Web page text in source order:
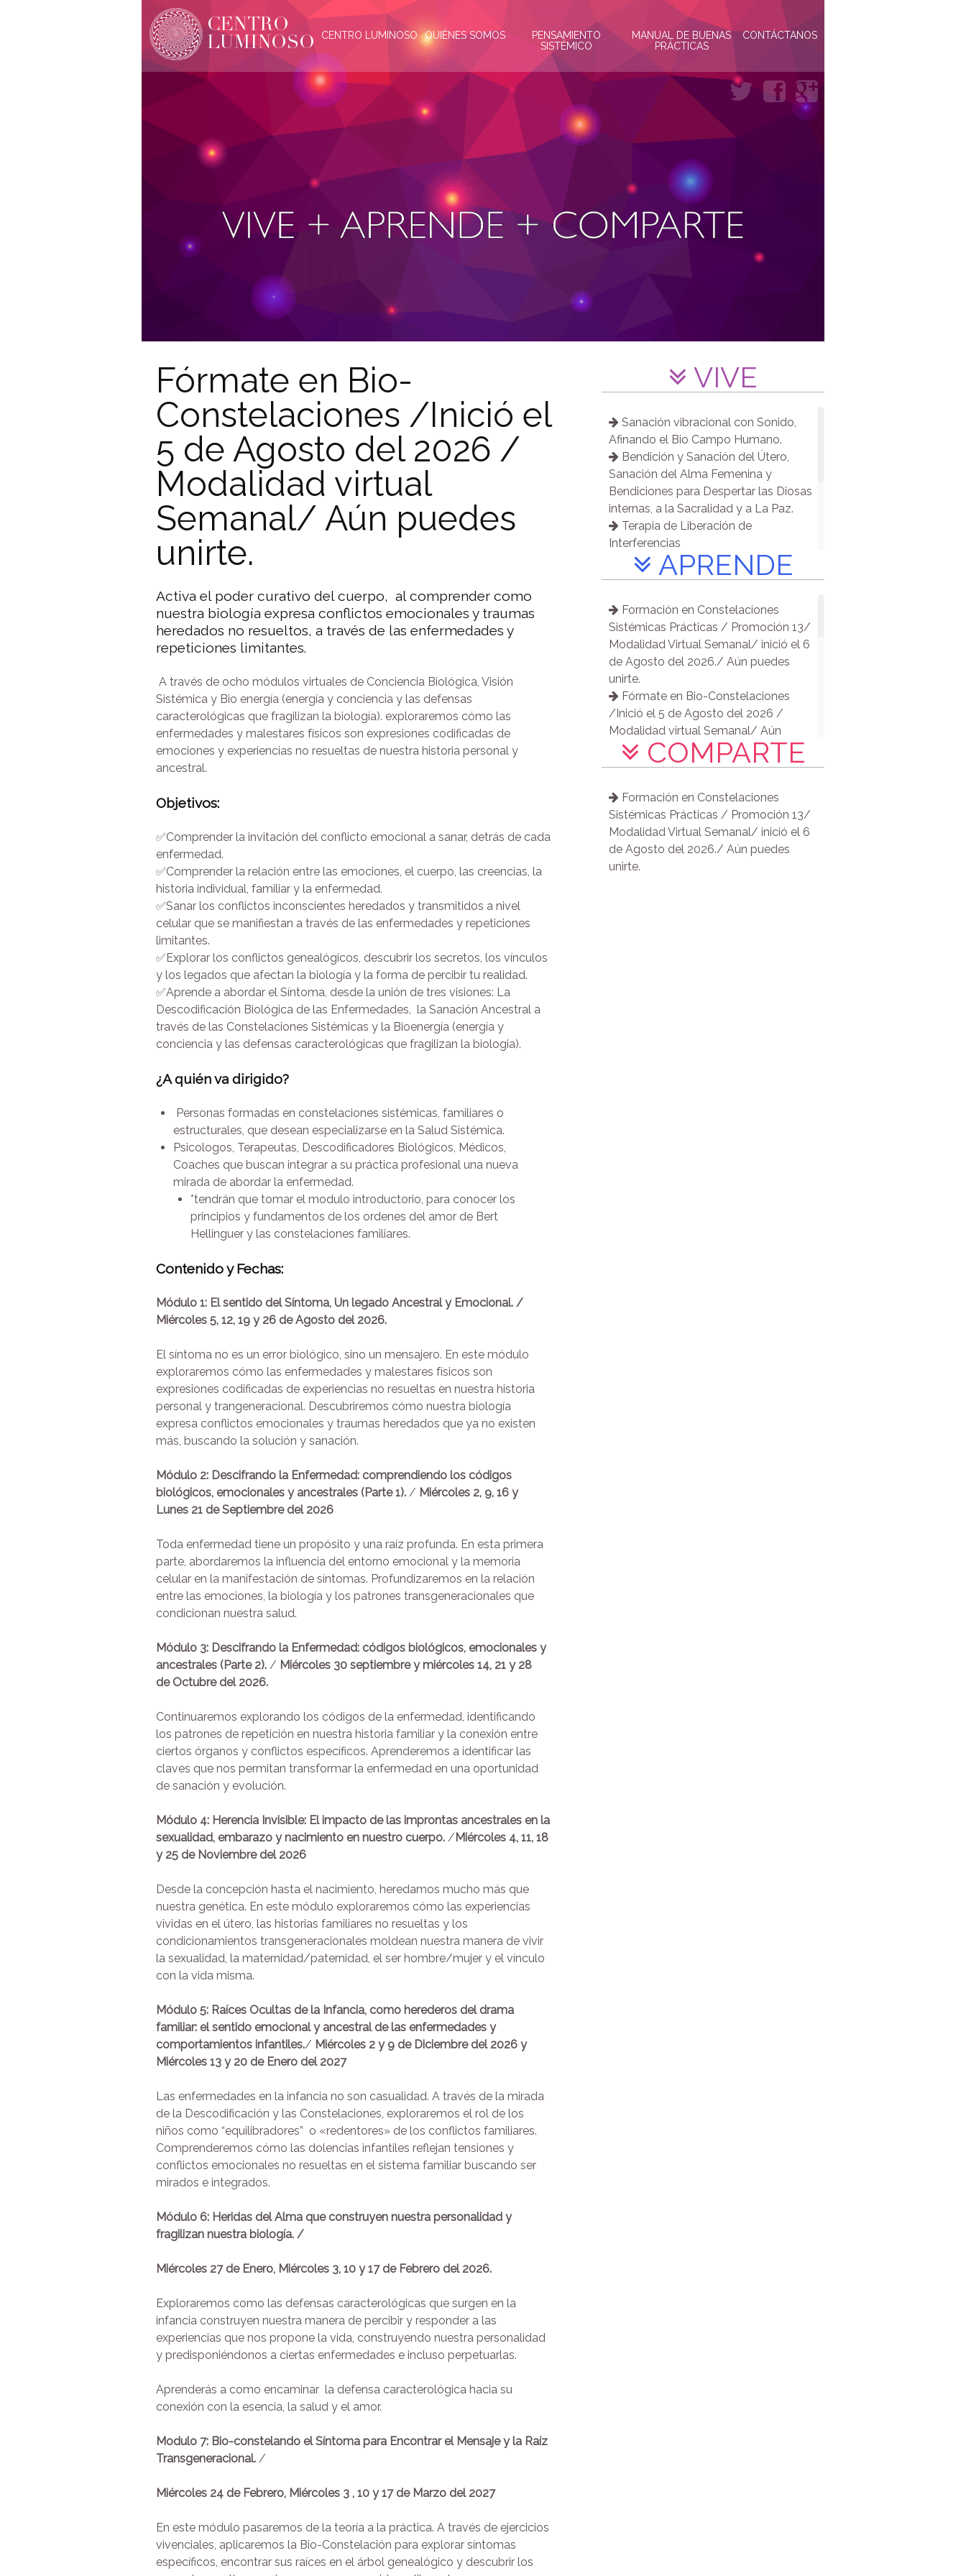
CENTRO LUMINOSO QUIÉNES SOMOS
PENSAMIENTO
SISTÉMICO
MANUAL DE BUENAS
PRÁCTICAS
CONTÁCTANOS
Fórmate en Bio-
Constelaciones /Inició el
5 de Agosto del 2026 /
Modalidad virtual
Semanal/ Aún puedes
unirte.
Activa el poder curativo del cuerpo, al comprender como
nuestra biología expresa conflictos emocionales y traumas
heredados no resueltos, a través de las enfermedades y
repeticiones limitantes.
A través de ocho módulos virtuales de Conciencia Biológica, Visión
Sistémica y Bio energía (energía y conciencia y las defensas
caracterológicas que fragilizan la biología). exploraremos cómo las
enfermedades y malestares físicos son expresiones codificadas de
emociones y experiencias no resueltas de nuestra historia personal y
ancestral.
Objetivos:
✅Comprender la invitación del conflicto emocional a sanar, detrás de cada
enfermedad.
✅Comprender la relación entre las emociones, el cuerpo, las creencias, la
historia individual, familiar y la enfermedad.
✅Sanar los conflictos inconscientes heredados y transmitidos a nivel
celular que se manifiestan a través de las enfermedades y repeticiones
limitantes.
✅Explorar los conflictos genealógicos, descubrir los secretos, los vínculos
y los legados que afectan la biología y la forma de percibir tu realidad.
✅Aprende a abordar el Síntoma, desde la unión de tres visiones: La
Descodificación Biológica de las Enfermedades, la Sanación Ancestral a
través de las Constelaciones Sistémicas y la Bioenergía (energía y
conciencia y las defensas caracterológicas que fragilizan la biologia).
¿A quién va dirigido?
Personas formadas en constelaciones sistémicas, familiares o
estructurales, que desean especializarse en la Salud Sistémica.
Psicologos, Terapeutas, Descodificadores Biológicos, Médicos,
Coaches que buscan integrar a su práctica profesional una nueva
mirada de abordar la enfermedad.
*tendrán que tomar el modulo introductorio, para conocer los
principios y fundamentos de los ordenes del amor de Bert
Hellinguer y las constelaciones familiares.
Contenido y Fechas:
Módulo 1: El sentido del Síntoma, Un legado Ancestral y Emocional. /
Miércoles 5, 12, 19 y 26 de Agosto del 2026.
El síntoma no es un error biológico, sino un mensajero. En este módulo
exploraremos cómo las enfermedades y malestares físicos son
expresiones codificadas de experiencias no resueltas en nuestra historia
personal y trangeneracional. Descubriremos cómo nuestra biología
expresa conflictos emocionales y traumas heredados que ya no existen
más, buscando la solución y sanación.
Módulo 2: Descifrando la Enfermedad: comprendiendo los códigos
biológicos, emocionales y ancestrales (Parte 1). / Miércoles 2, 9, 16 y
Lunes 21 de Septiembre del 2026
Toda enfermedad tiene un propósito y una raíz profunda. En esta primera
parte, abordaremos la influencia del entorno emocional y la memoria
celular en la manifestación de síntomas. Profundizaremos en la relación
entre las emociones, la biología y los patrones transgeneracionales que
condicionan nuestra salud.
Módulo 3: Descifrando la Enfermedad: códigos biológicos, emocionales y
ancestrales (Parte 2). / Miércoles 30 septiembre y miércoles 14, 21 y 28
de Octubre del 2026.
Continuaremos explorando los códigos de la enfermedad, identificando
los patrones de repetición en nuestra historia familiar y la conexión entre
ciertos órganos y conflictos específicos. Aprenderemos a identificar las
claves que nos permitan transformar la enfermedad en una oportunidad
de sanación y evolución.
Módulo 4: Herencia Invisible: El impacto de las improntas ancestrales en la
sexualidad, embarazo y nacimiento en nuestro cuerpo. /Miércoles 4, 11, 18
y 25 de Noviembre del 2026
Desde la concepción hasta el nacimiento, heredamos mucho más que
nuestra genética. En este módulo exploraremos cómo las experiencias
vividas en el útero, las historias familiares no resueltas y los
condicionamientos transgeneracionales moldean nuestra manera de vivir
la sexualidad, la maternidad/paternidad, el ser hombre/mujer y el vínculo
con la vida misma.
Módulo 5: Raíces Ocultas de la Infancia, como herederos del drama
familiar: el sentido emocional y ancestral de las enfermedades y
comportamientos infantiles./ Miércoles 2 y 9 de Diciembre del 2026 y
Miércoles 13 y 20 de Enero del 2027
Las enfermedades en la infancia no son casualidad. A través de la mirada
de la Descodificación y las Constelaciones, exploraremos el rol de los
niños como “equilibradores” o «redentores» de los conflictos familiares.
Comprenderemos cómo las dolencias infantiles reflejan tensiones y
conflictos emocionales no resueltas en el sistema familiar buscando ser
mirados e integrados.
Módulo 6: Heridas del Alma que construyen nuestra personalidad y
fragilizan nuestra biología. /
Miércoles 27 de Enero, Miércoles 3, 10 y 17 de Febrero del 2026.
Exploraremos como las defensas caracterológicas que surgen en la
infancia construyen nuestra manera de percibir y responder a las
experiencias que nos propone la vida, construyendo nuestra personalidad
y predisponiéndonos a ciertas enfermedades e incluso perpetuarlas.
Aprenderás a como encaminar la defensa caracterológica hacia su
conexión con la esencia, la salud y el amor.
Modulo 7: Bio-constelando el Síntoma para Encontrar el Mensaje y la Raíz
Transgeneracional. /
Miércoles 24 de Febrero, Miércoles 3 , 10 y 17 de Marzo del 2027
En este módulo pasaremos de la teoría a la práctica. A través de ejercicios
vivenciales, aplicaremos la Bio-Constelación para explorar síntomas
específicos, encontrar sus raíces en el árbol genealógico y descubrir los
VIVE
Sanación vibracional con Sonido,
Afinando el Bio Campo Humano.
Bendición y Sanación del Útero,
Sanación del Alma Femenina y
Bendiciones para Despertar las Diosas
internas, a la Sacralidad y a La Paz.
Terapia de Liberación de
Interferencias
Regresión a Vidas Pasadas
Sanación Energética y Armonización
Attunement
Terapia de Descodificación Biológica
de las Enfermedades /Biodecoding
Constelaciones Individuales
APRENDE
Formación en Constelaciones
Sistémicas Prácticas / Promoción 13/
Modalidad Virtual Semanal/ inició el 6
de Agosto del 2026./ Aún puedes
unirte.
Fórmate en Bio-Constelaciones
/Inició el 5 de Agosto del 2026 /
Modalidad virtual Semanal/ Aún
puedes unirte.
Desde el vientre. Transformando la
Abril.
Activa tu Potencial Curativo
El Sentido Positivo del Síntoma/
Descodificando el mensaje oculto del
Síntoma con Bioconstelaciones
COMPARTE
Formación en Constelaciones
Sistémicas Prácticas / Promoción 13/
Modalidad Virtual Semanal/ inició el 6
de Agosto del 2026./ Aún puedes
unirte.